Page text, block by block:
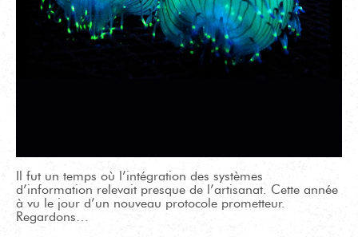
Il fut un temps où l’intégration des systèmes
d’information relevait presque de l’artisanat. Cette année
à vu le jour d’un nouveau protocole prometteur.
Regardons…